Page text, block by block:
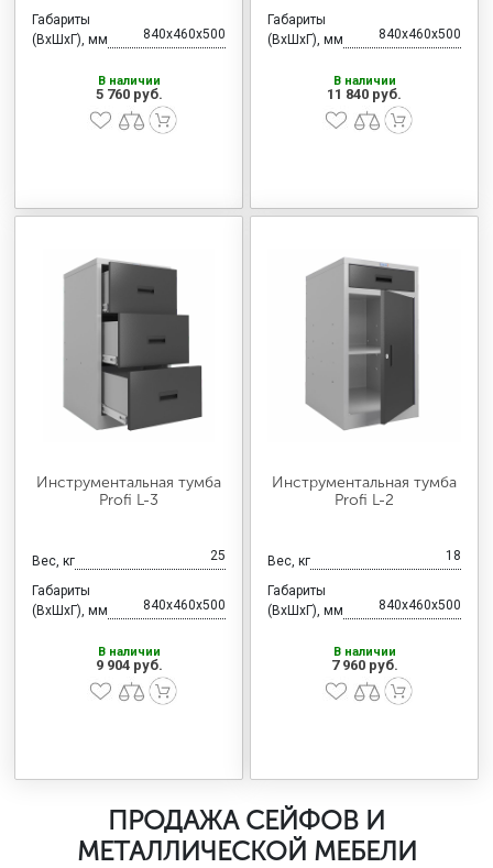
Габариты
(ВхШхГ), мм
840x460x500
В наличии
5 760 руб.
Габариты
(ВхШхГ), мм
840x460x500
В наличии
11 840 руб.
Инструментальная тумба
Profi L-3
Вес, кг 25
Габариты
(ВхШхГ), мм
840x460x500
В наличии
9 904 руб.
Инструментальная тумба
Profi L-2
Вес, кг 18
Габариты
(ВхШхГ), мм
840x460x500
В наличии
7 960 руб.
ПРОДАЖА СЕЙФОВ И
МЕТАЛЛИЧЕСКОЙ МЕБЕЛИ